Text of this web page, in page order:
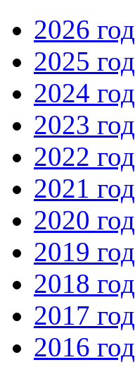
2026 год
2025 год
2024 год
2023 год
2022 год
2021 год
2020 год
2019 год
2018 год
2017 год
2016 год